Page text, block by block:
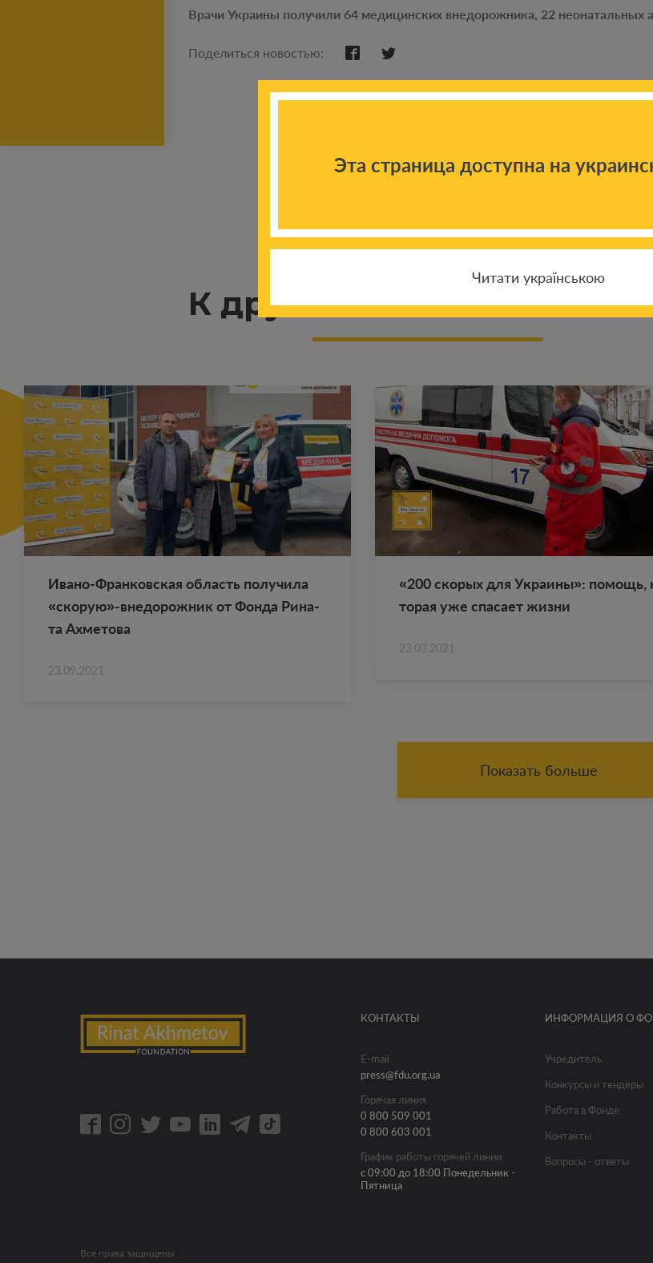
Врачи Украины получили 64 медицинских внедорожника, 22 неонатальных
Поделиться новостью:
К другим новостям
Ивано-Фран­ков­ская об­ласть по­лу­чи­ла
«ско­рую»-вне­до­рож­ник от Фонда Ри­на­
та Ах­ме­то­ва
23.09.2021
«200 ско­рых для Укра­и­ны»:
то­рая уже спа­са­ет жизни
23.03.2021
Показать больше
КОНТАКТЫ
E-mail
press@fdu.org.ua
Горячая линия
0 800 509 001
0 800 603 001
График работы горячей линии
с 09:00 до 18:00 Понедельник -
Пятница
ИНФОРМАЦИЯ О
Учредитель
Конкурсы и тендеры
Работа в Фонде
Контакты
Вопросы - ответы
Все права защищены
Эта страница доступна на
Читати українською